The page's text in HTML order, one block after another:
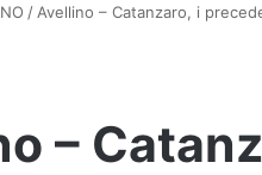
/ Avellino – Catanzaro, i
–